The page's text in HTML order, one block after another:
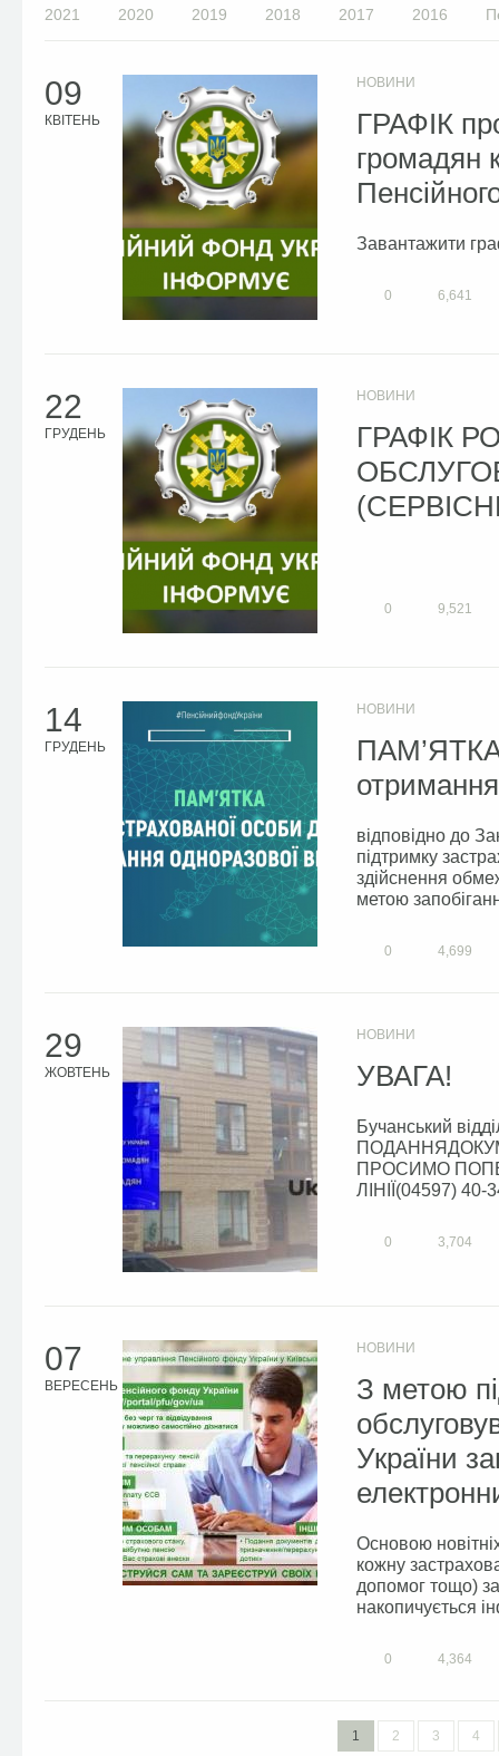
2021 2020 2019 2018 2017 2016
09
КВІТЕНЬ
НОВИНИ
ГРАФІК
громадян
Завантажити
0 6,641
22
ГРУДЕНЬ
НОВИНИ
ГРАФІК
0 9,521
14
ГРУДЕНЬ
НОВИНИ
ПАМ’ЯТКА
відповідно до
підтримку
здійснення
метою
0 4,699
29
ЖОВТЕНЬ
НОВИНИ
УВАГА!
Бучанський
ПРОСИМО
ЛІНІЇ(04597) 40-
0 3,704
07
ВЕРЕСЕНЬ
НОВИНИ
З метою
України
Основою
кожну
допомог тощо)
накопичується
0 4,364
1 2 3 4